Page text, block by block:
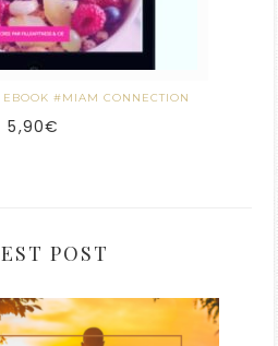
#MIAM CONNECTION
5,90€
POST